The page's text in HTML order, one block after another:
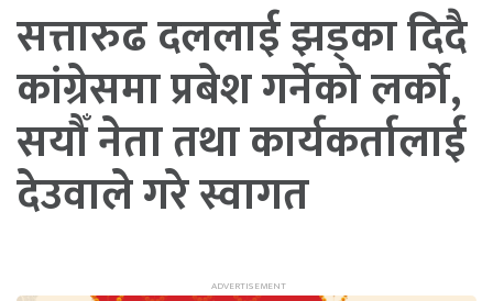
सत्तारुढ दललाई झड्का दिदै
कांग्रेसमा प्रबेश गर्नेको लर्को,
सयौँ नेता तथा कार्यकर्तालाई
देउवाले गरे स्वागत